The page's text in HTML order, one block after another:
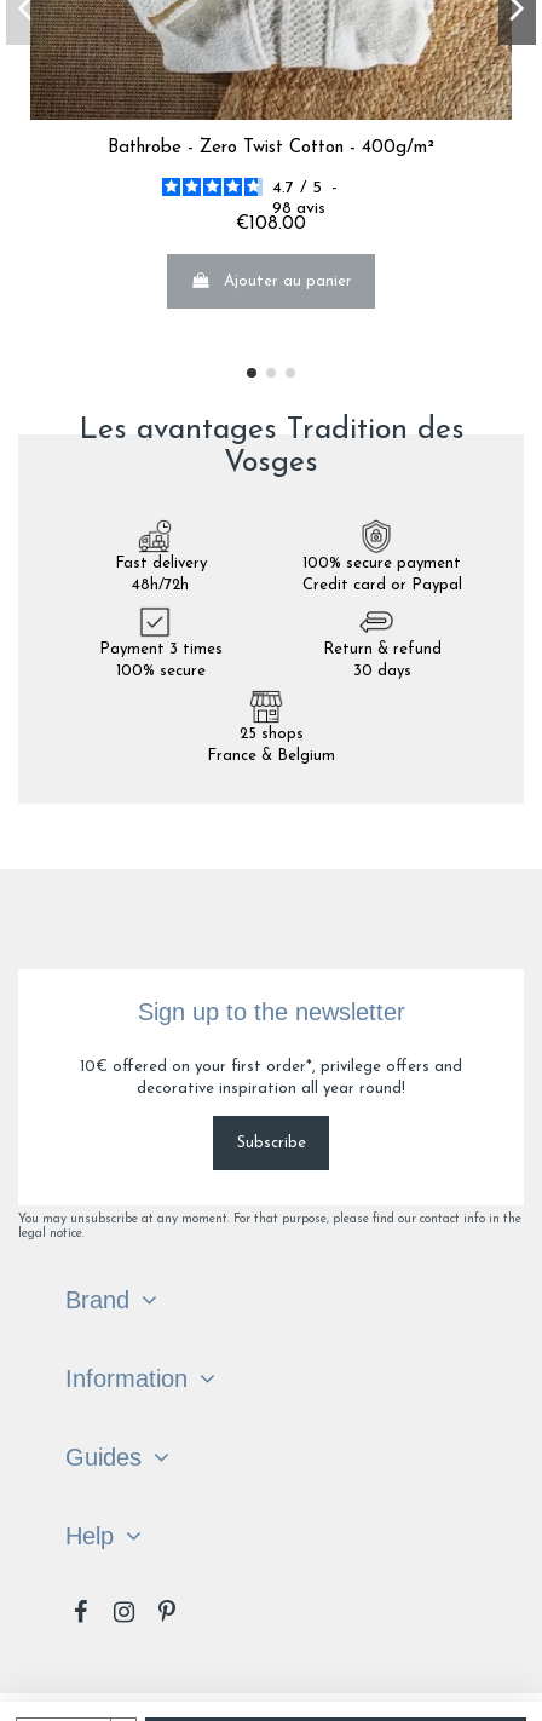
Bathrobe - Zero Twist Cotton - 400g/m²
4.7 / 5
-
98 avis
€108.00
Ajouter au panier
Les avantages Tradition des
Vosges
Fast delivery
48h/72h
100% secure payment
Credit card or Paypal
Payment 3 times
100% secure
Return & refund
30 days
25 shops
France & Belgium
Sign up to the newsletter
10€ offered on your first order*, privilege offers and
decorative inspiration all year round!
Subscribe
You may unsubscribe at any moment. For that purpose, please find our contact info in the
legal notice.
Brand
Information
Guides
Help